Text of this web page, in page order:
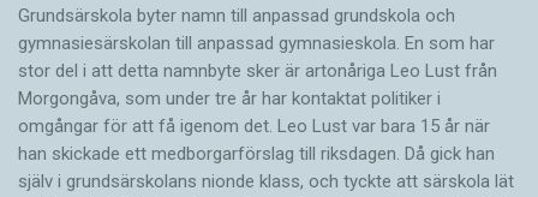
Grundsärskola byter namn till anpassad grundskola och
gymnasiesärskolan till anpassad gymnasieskola. En som har
stor del i att detta namnbyte sker är artonåriga Leo Lust från
Morgongåva, som under tre år har kontaktat politiker i
omgångar för att få igenom det. Leo Lust var bara 15 år när
han skickade ett medborgarförslag till riksdagen. Då gick han
själv i grundsärskolans nionde klass, och tyckte att särskola lät